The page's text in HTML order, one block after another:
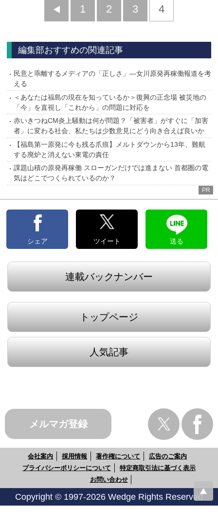
前
1 2 3 4
編集部おすすめの関連記事
民意と乖離するメディアの「正しさ」―女川原発再稼働報道を考
える
＜あなたは福島の現在を知っているか＞復興の正念場 被災地の
「今」を直視し「これから」の問題に対応を
赤いきつねCM炎上騒動は何が問題？「被害者」がすぐに「加害
者」に変わる社会、私たちは少数意見にどう向き合えば良いか
【福島第一原発に今も残る爪痕】メルトダウンから13年、難航
する廃炉と消えない東電の責任
課題山積の原発再稼働 スローガンだけでは進まない 首都圏の電
気はどこでつくられているのか？
PR
シェア ツイート 送る
連載バックナンバー
トップページ
人気記事
メルマガ登録
会社案内 採用情報 著作権について
広告のご案内
プライバシーポリシーについて
特定商取引法に基づく表示
お問い合わせ
Copyright © 1997-2026 Wedge Rights Reserved